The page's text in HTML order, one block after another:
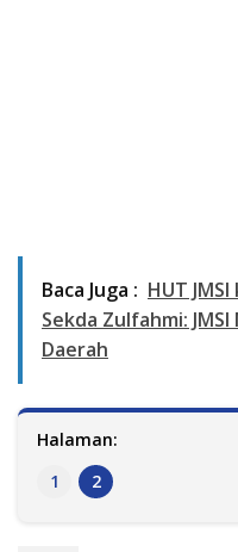
Baca Juga : HUT
Sekda Zulfahmi:
Daerah
Halaman:
1
2